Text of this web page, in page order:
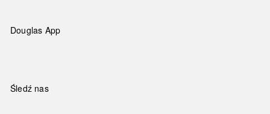
Douglas App
Śledź nas